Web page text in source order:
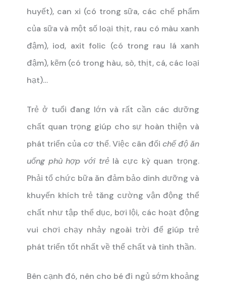
huyết), can xi (có trong sữa, các chế phẩm
của sữa và một số loại thịt, rau có màu xanh
đậm), iod, axit folic (có trong rau lá xanh
đậm), kẽm (có trong hàu, sò, thịt, cá, các loại
hạt)…
Trẻ ở tuổi đang lớn và rất cần các dưỡng
chất quan trọng giúp cho sự hoàn thiện và
phát triển của cơ thể. Việc cân đối chế độ ăn
uống phù hợp với trẻlà cực kỳ quan trọng.
Phải tổ chức bữa ăn đảm bảo dinh dưỡng và
khuyến khích trẻ tăng cường vận động thể
chất như tập thể dục, bơi lội, các hoạt động
vui chơi chạy nhảy ngoài trời để giúp trẻ
phát triển tốt nhất về thể chất và tinh thần.
Bên cạnh đó, nên cho bé đi ngủ sớm khoảng